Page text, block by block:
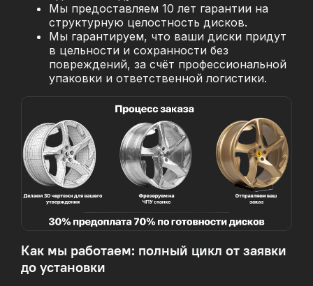
Мы предоставляем 10 лет гарантии на
структурную целостность дисков.
Мы гарантируем, что ваши диски придут
в цельности и сохранности без
повреждений, за счёт профессиональной
упаковки и ответственной логистики.
Как мы работаем: полный цикл от заявки
до установки